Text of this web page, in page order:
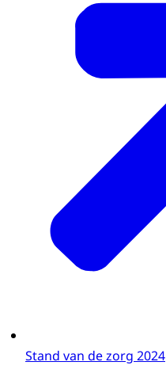
Stand van de zorg 2024